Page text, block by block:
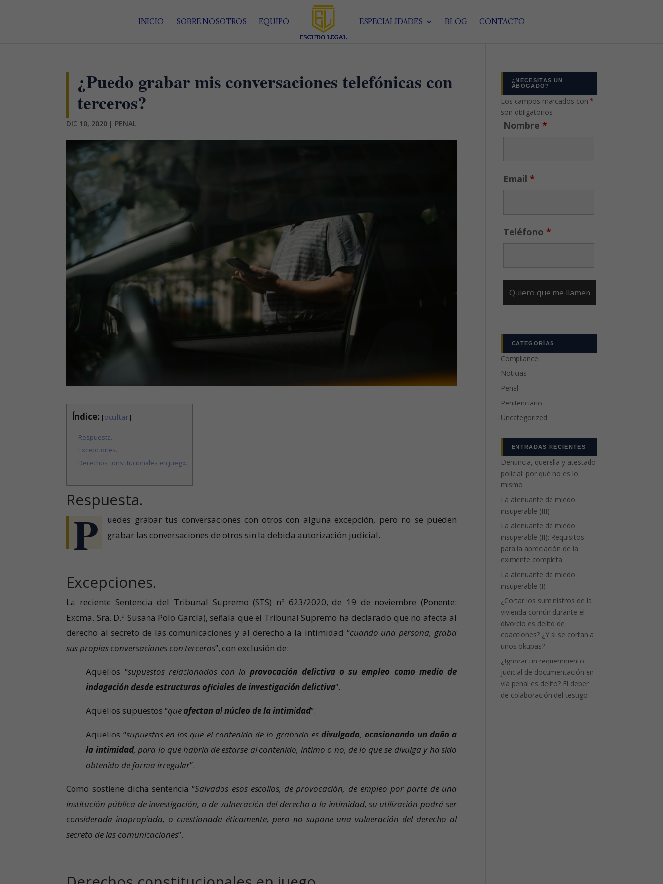
INICIO SOBRE NOSOTROS EQUIPO ESPECIALIDADES BLOG CONTACTO
¿Puedo grabar mis conversaciones telefónicas con
terceros?
DIC 10, 2020 | PENAL
Índice: [ocultar]
Respuesta.
Excepciones.
Derechos constitucionales en juego.
Respuesta.
P
uedes grabar tus conversaciones con otros con alguna excepción, pero no se pueden
grabar las conversaciones de otros sin la debida autorización judicial.
Excepciones.
La reciente Sentencia del Tribunal Supremo (STS) nº 623/2020, de 19 de noviembre (Ponente:
Excma. Sra. D.ª Susana Polo García), señala que el Tribunal Supremo ha declarado que no afecta al
derecho al secreto de las comunicaciones y al derecho a la intimidad “cuando una persona, graba
sus propias conversaciones con terceros”, con exclusión de:
Aquellos “supuestos relacionados con la provocación delictiva o su empleo como medio de
indagación desde estructuras oficiales de investigación delictiva”.
Aquellos supuestos “que afectan al núcleo de la intimidad”.
Aquellos “supuestos en los que el contenido de lo grabado es divulgado, ocasionando un daño a
la intimidad, para lo que habría de estarse al contenido, íntimo o no, de lo que se divulga y ha sido
obtenido de forma irregular”.
Como sostiene dicha sentencia “Salvados esos escollos, de provocación, de empleo por parte de una
institución pública de investigación, o de vulneración del derecho a la intimidad, su utilización podrá ser
considerada inapropiada, o cuestionada éticamente, pero no supone una vulneración del derecho al
secreto de las comunicaciones”.
¿NECESITAS UN
ABOGADO?
Los campos marcados con*
son obligatorios
Nombre*
Email*
Teléfono*
CATEGORÍAS
Compliance
Noticias
Penal
Penitenciario
Uncategorized
ENTRADAS RECIENTES
Denuncia, querella y atestado
policial: por qué no es lo
mismo
La atenuante de miedo
insuperable (III)
La atenuante de miedo
insuperable (II): Requisitos
para la apreciación de la
eximente completa
La atenuante de miedo
insuperable (I)
¿Cortar los suministros de la
vivienda común durante el
divorcio es delito de
coacciones? ¿Y si se cortan a
unos okupas?
¿Ignorar un requerimiento
judicial de documentación en
vía penal es delito? El deber
de colaboración del testigo